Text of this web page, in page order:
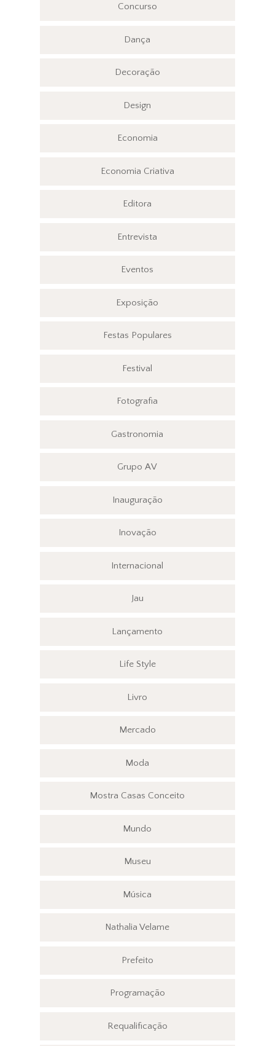
Concurso
Dança
Decoração
Design
Economia
Economia Criativa
Editora
Entrevista
Eventos
Exposição
Festas Populares
Festival
Fotografia
Gastronomia
Grupo AV
Inauguração
Inovação
Internacional
Jau
Lançamento
Life Style
Livro
Mercado
Moda
Mostra Casas Conceito
Mundo
Museu
Música
Nathalia Velame
Prefeito
Programação
Requalificação